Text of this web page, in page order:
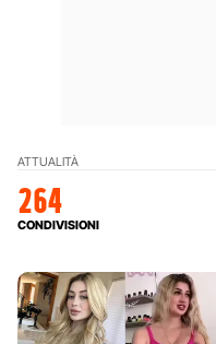
ATTUALITÀ
264
CONDIVISIONI